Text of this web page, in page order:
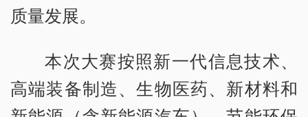
质量发展。
本次大赛按照新一代信息技术、
高端装备制造、生物医药、新材料和